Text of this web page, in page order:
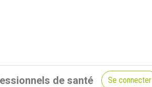
de santé Se connecter